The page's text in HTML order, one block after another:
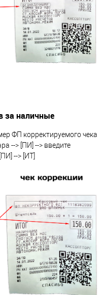
за наличные
ФП корректируемого чека
--> [ПИ] --> введите
--> [ИТ]